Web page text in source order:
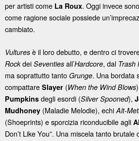
per artisti come La Roux. Oggi invece
come ragione sociale possiede
cambiato.
Vultures è il loro debutto, e dentro ci
Rockdei Seventies all’Hardcore, dal Trash
ma soprattutto tanto Grunge. Una bordata
compattare Slayer (When the Wind Blows
Pumpkins degli esordi (Silver Spooned),
Mudhoney (Maladie Melodie), echi Alt-
(Shoeprints) e sporcizia riconducibile agli
Don’t Like You”. Una miscela tanto